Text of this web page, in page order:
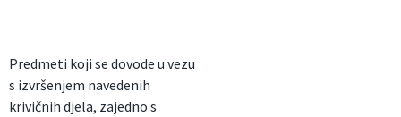
Predmeti koji se dovode u vezu
s izvršenjem navedenih
krivičnih djela, zajedno s